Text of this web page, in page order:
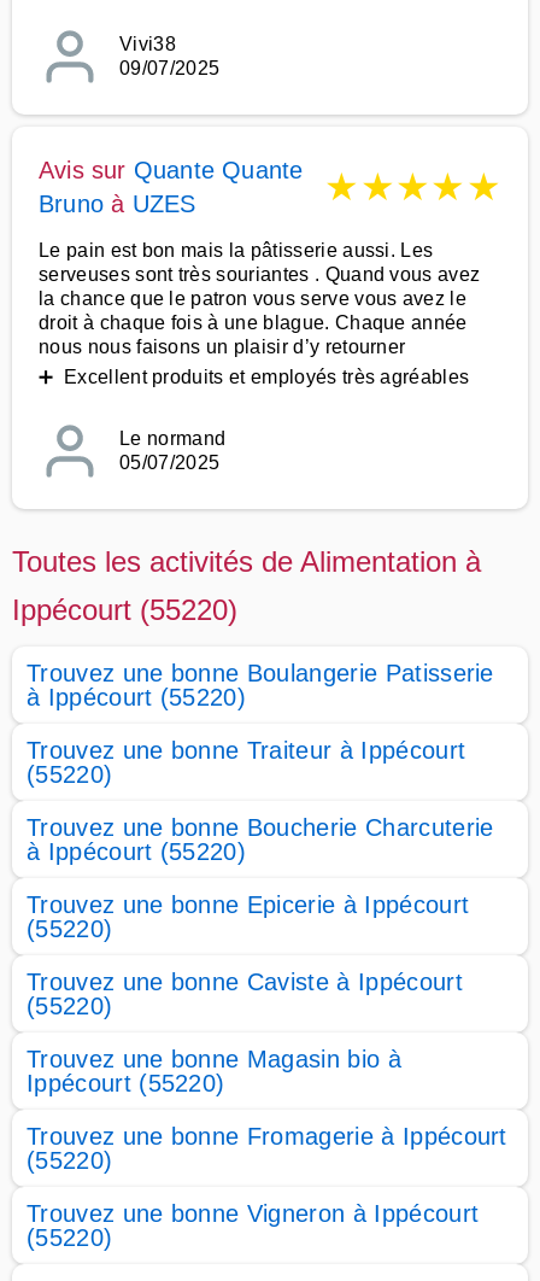
Vivi38
09/07/2025
Avis sur Quante Quante
Bruno à UZES ★★★★★
Le pain est bon mais la pâtisserie aussi. Les
serveuses sont très souriantes . Quand vous avez
la chance que le patron vous serve vous avez le
droit à chaque fois à une blague. Chaque année
nous nous faisons un plaisir d’y retourner
➕ Excellent produits et employés très agréables
Le normand
05/07/2025
Toutes les activités de Alimentation à
Ippécourt (55220)
Trouvez une bonne Boulangerie Patisserie
à Ippécourt (55220)
Trouvez une bonne Traiteur à Ippécourt
(55220)
Trouvez une bonne Boucherie Charcuterie
à Ippécourt (55220)
Trouvez une bonne Epicerie à Ippécourt
(55220)
Trouvez une bonne Caviste à Ippécourt
(55220)
Trouvez une bonne Magasin bio à
Ippécourt (55220)
Trouvez une bonne Fromagerie à Ippécourt
(55220)
Trouvez une bonne Vigneron à Ippécourt
(55220)